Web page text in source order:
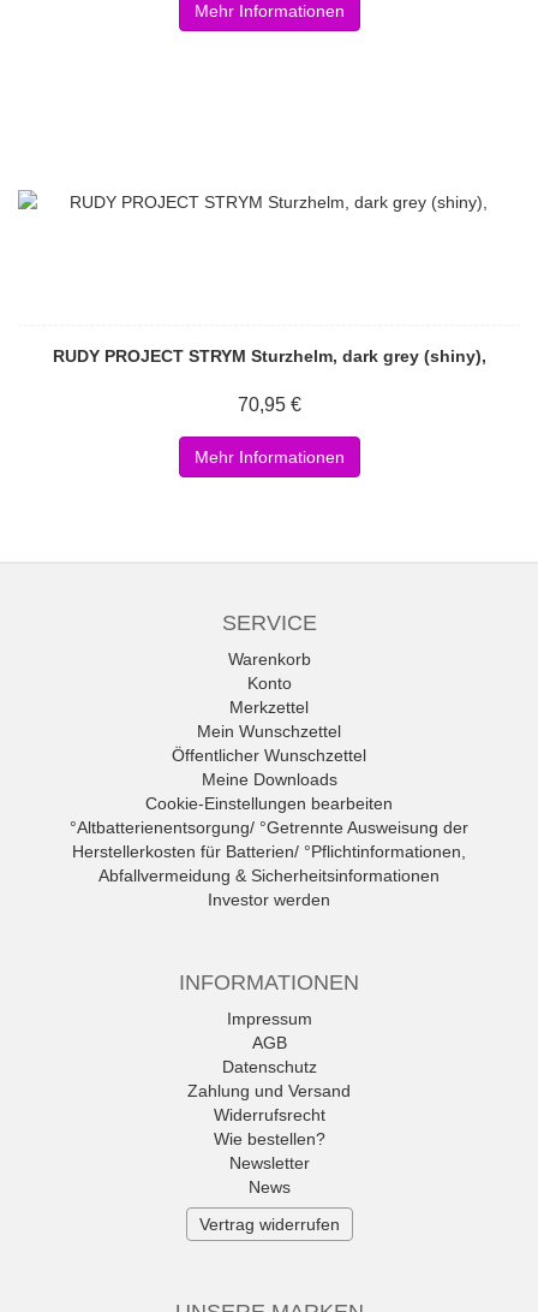
Mehr Informationen
RUDY PROJECT STRYM Sturzhelm, dark grey (shiny),
70,95 €
Mehr Informationen
SERVICE
Warenkorb
Konto
Merkzettel
Mein Wunschzettel
Öffentlicher Wunschzettel
Meine Downloads
Cookie-Einstellungen bearbeiten
°Altbatterienentsorgung/ °Getrennte Ausweisung der
Herstellerkosten für Batterien/ °Pflichtinformationen,
Abfallvermeidung & Sicherheitsinformationen
Investor werden
INFORMATIONEN
Impressum
AGB
Datenschutz
Zahlung und Versand
Widerrufsrecht
Wie bestellen?
Newsletter
News
Vertrag widerrufen